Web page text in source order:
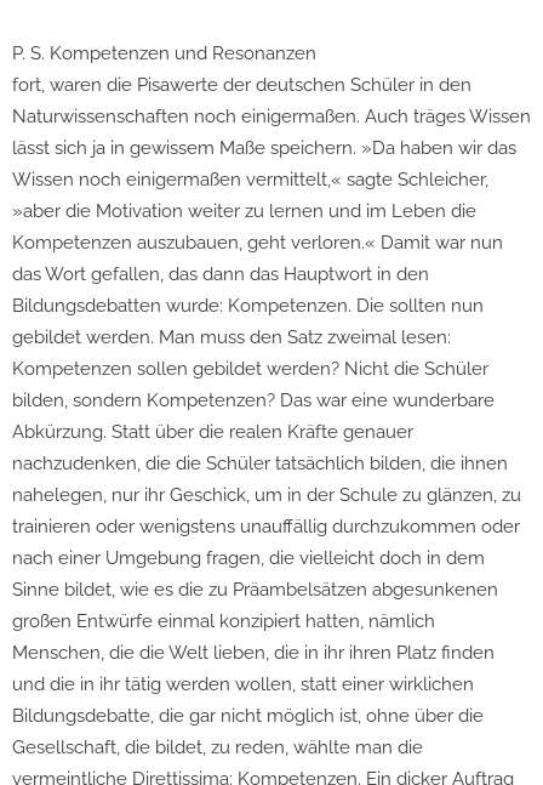
P. S. Kompetenzen und Resonanzen
fort, waren die Pisawerte der deutschen Schüler in den
Naturwissenschaften noch einigermaßen. Auch träges Wissen
lässt sich ja in gewissem Maße speichern. »Da haben wir das
Wissen noch einigermaßen vermittelt,« sagte Schleicher,
»aber die Motivation weiter zu lernen und im Leben die
Kompetenzen auszubauen, geht verloren.« Damit war nun
das Wort gefallen, das dann das Hauptwort in den
Bildungsdebatten wurde: Kompetenzen. Die sollten nun
gebildet werden. Man muss den Satz zweimal lesen:
Kompetenzen sollen gebildet werden? Nicht die Schüler
bilden, sondern Kompetenzen? Das war eine wunderbare
Abkürzung. Statt über die realen Kräfte genauer
nachzudenken, die die Schüler tatsächlich bilden, die ihnen
nahelegen, nur ihr Geschick, um in der Schule zu glänzen, zu
trainieren oder wenigstens unauffällig durchzukommen oder
nach einer Umgebung fragen, die vielleicht doch in dem
Sinne bildet, wie es die zu Präambelsätzen abgesunkenen
großen Entwürfe einmal konzipiert hatten, nämlich
Menschen, die die Welt lieben, die in ihr ihren Platz finden
und die in ihr tätig werden wollen, statt einer wirklichen
Bildungsdebatte, die gar nicht möglich ist, ohne über die
Gesellschaft, die bildet, zu reden, wählte man die
vermeintliche Direttissima: Kompetenzen. Ein dicker Auftrag